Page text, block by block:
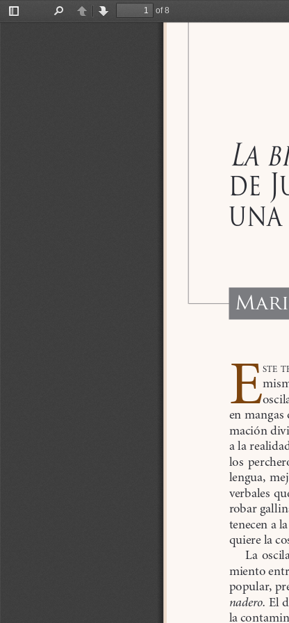
Toggle
PreviousNext
of 8
La
de
una
e Ste
en
mación
a la
los
lengua,
verbales
robar
tenecen a
quiere la
La
miento
popular,
nadero. El
la